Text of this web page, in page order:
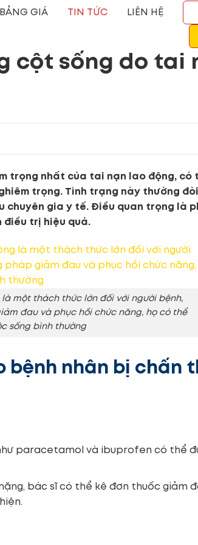
BẢNG GIÁ TIN TỨC LIÊN HỆ
cột sống do tai
trọng nhất của tai nạn lao động, có
trọng. Tình trạng này thường
chuyên gia y tế. Điều quan trọng là
điều trị hiệu quả.
một thách thức lớn đối với người bệnh,
đau và phục hồi chức năng, họ có thể
sống bình thường
bệnh nhân bị chấn
paracetamol và ibuprofen có thể
bác sĩ có thể kê đơn thuốc giảm